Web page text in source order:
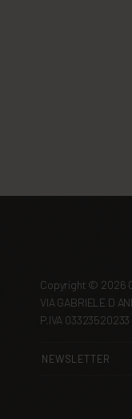
Copyright © 2026
VIA GABRIELE D
P.IVA
NEWSLETTER